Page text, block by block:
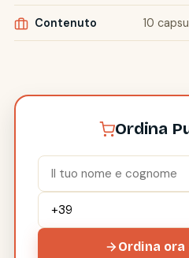
Contenuto 10
Ordina
Ordina